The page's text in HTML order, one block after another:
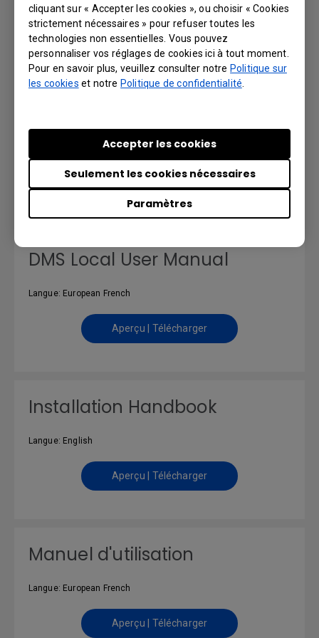
cliquant sur « Accepter les cookies », ou choisir « Cookies
strictement nécessaires » pour refuser toutes les
technologies non essentielles. Vous pouvez
personnaliser vos réglages de cookies ici à tout moment.
Pour en savoir plus, veuillez consulter notre Politique sur
les cookies et notre Politique de confidentialité
Paramètres
Seulement les cookies nécessaires
Accepter les cookies
MANUEL D’UTILISATION
Aperçu | Télécharger
DMS Local User Manual
Langue: European French
Aperçu | Télécharger
Installation Handbook
Langue: English
Aperçu | Télécharger
Manuel d'utilisation
Langue: European French
Aperçu | Télécharger